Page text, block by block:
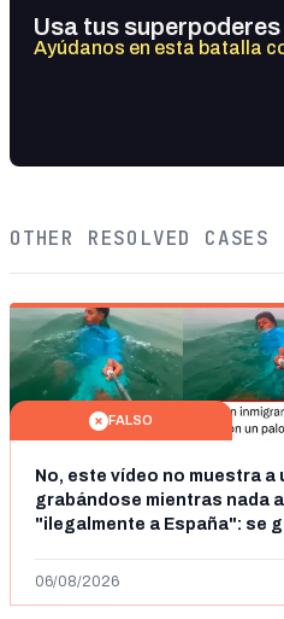
Usa tus superpoderes
Ayúdanos en esta batalla
OTHER RESOLVED CASES
FALSO
No, este vídeo no muestra a
grabándose mientras nada
"ilegalmente a España": se
06/08/2026